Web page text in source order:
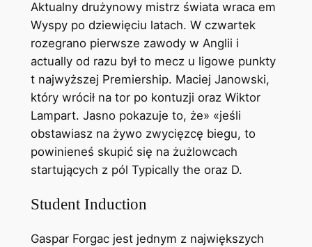
Aktualny drużynowy mistrz świata wraca em
Wyspy po dziewięciu latach. W czwartek
rozegrano pierwsze zawody w Anglii i
actually od razu był to mecz u ligowe punkty
t najwyższej Premiership. Maciej Janowski,
który wrócił na tor po kontuzji oraz Wiktor
Lampart. Jasno pokazuje to, że» «jeśli
obstawiasz na żywo zwycięzcę biegu, to
powinieneś skupić się na żużlowcach
startujących z pól Typically the oraz D.
Student Induction
Gaspar Forgac jest jednym z największych